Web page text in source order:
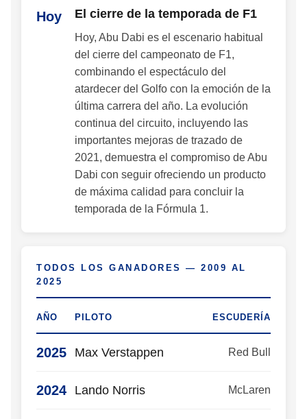
Hoy El cierre de la temporada de F1
Hoy, Abu Dabi es el escenario habitual
del cierre del campeonato de F1,
combinando el espectáculo del
atardecer del Golfo con la emoción de la
última carrera del año. La evolución
continua del circuito, incluyendo las
importantes mejoras de trazado de
2021, demuestra el compromiso de Abu
Dabi con seguir ofreciendo un producto
de máxima calidad para concluir la
temporada de la Fórmula 1.
TODOS LOS GANADORES — 2009 AL
2025
AÑO PILOTO ESCUDERÍA
2025 Max Verstappen Red Bull
2024 Lando Norris McLaren